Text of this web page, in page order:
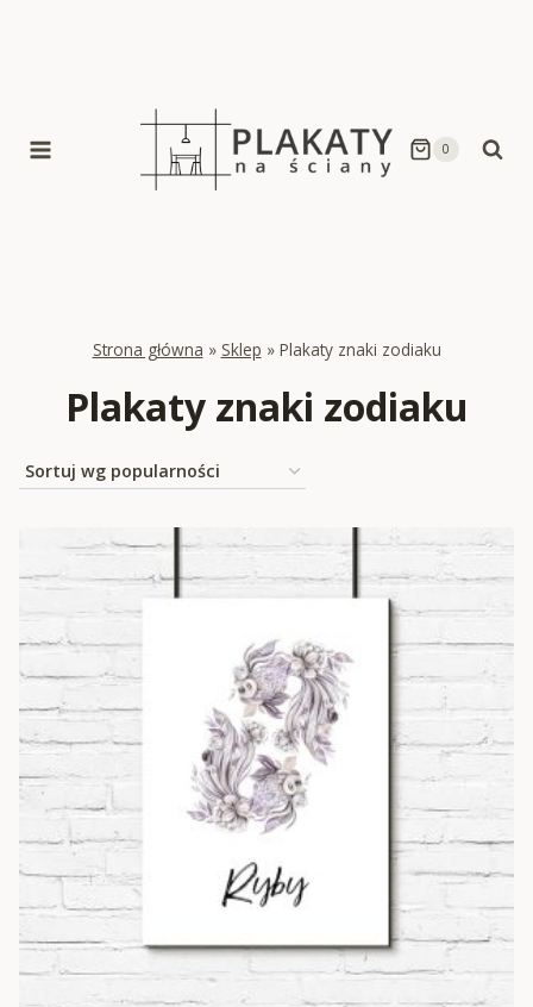
0
Strona główna » Sklep » Plakaty znaki zodiaku
Plakaty znaki zodiaku